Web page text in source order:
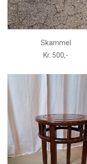
Skammel
Kr. 500,-